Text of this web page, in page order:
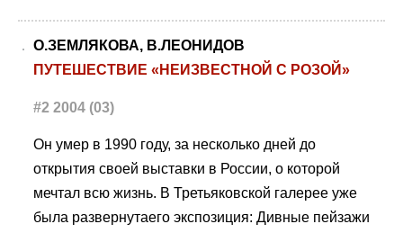
О.ЗЕМЛЯКОВА, В.ЛЕОНИДОВ
ПУТЕШЕСТВИЕ «НЕИЗВЕСТНОЙ С РОЗОЙ»
#2 2004 (03)
Он умер в 1990 году, за несколько дней до
открытия своей выставки в России, о которой
мечтал всю жизнь. В Третьяковской галерее уже
была развернутаего экспозиция: Дивные пейзажи